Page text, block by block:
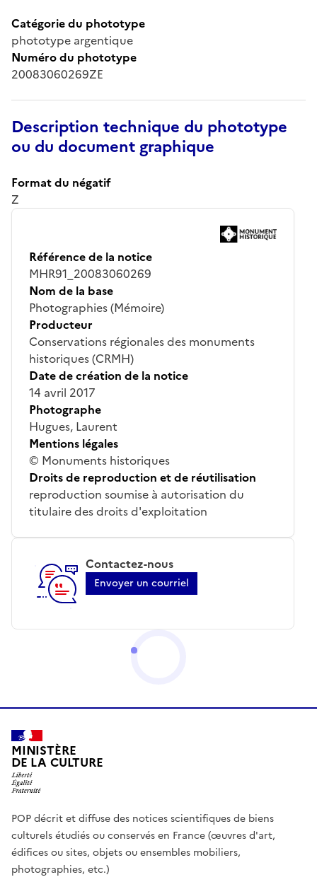
Catégorie du phototype
phototype argentique
Numéro du phototype
20083060269ZE
Description technique du phototype
ou du document graphique
Format du négatif
Z
Référence de la notice
MHR91_20083060269
Nom de la base
Photographies (Mémoire)
Producteur
Conservations régionales des monuments
historiques (CRMH)
Date de création de la notice
14 avril 2017
Photographe
Hugues, Laurent
Mentions légales
© Monuments historiques
Droits de reproduction et de réutilisation
reproduction soumise à autorisation du
titulaire des droits d'exploitation
Contactez-nous
Envoyer un courriel
MINISTÈRE
DE LA CULTURE
POP décrit et diffuse des notices scientifiques de biens
culturels étudiés ou conservés en France (œuvres d'art,
édifices ou sites, objets ou ensembles mobiliers,
photographies, etc.)